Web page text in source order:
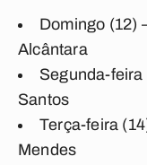
Domingo (12)
Alcântara
Segunda-feira
Santos
Terça-feira
Mendes